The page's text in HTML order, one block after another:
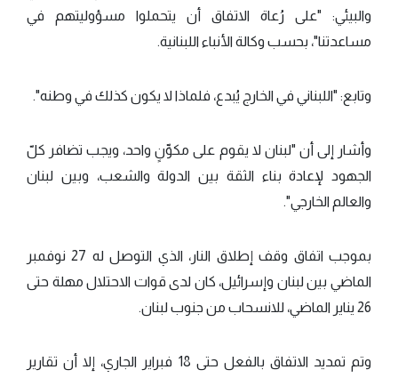
والبيئي: "على رُعاة الاتفاق أن يتحملوا مسؤوليتهم في
مساعدتنا"، بحسب وكالة الأنباء اللبنانية.
وتابع: "اللبناني في الخارج يُبدع، فلماذا لا يكون كذلك في وطنه".
وأشار إلى أن "لبنان لا يقوم على مكوِّنٍ واحد، ويجب تضافر كلّ
الجهود لإعادة بناء الثقة بين الدولة والشعب، وبين لبنان
والعالم الخارجي".
بموجب اتفاق وقف إطلاق النار، الذي التوصل له 27 نوفمبر
الماضي بين لبنان وإسرائيل، كان لدى قوات الاحتلال مهلة حتى
26 يناير الماضي، للانسحاب من جنوب لبنان.
وتم تمديد الاتفاق بالفعل حتى 18 فبراير الجاري، إلا أن تقارير